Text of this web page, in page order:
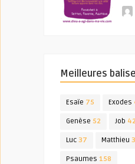
Meilleures
Esaïe 75 Exodes
Genèse 52 Job 42
Luc 37 Matthieu
Psaumes 158